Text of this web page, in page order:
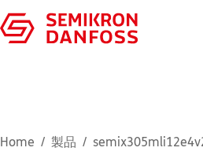
Home 製品